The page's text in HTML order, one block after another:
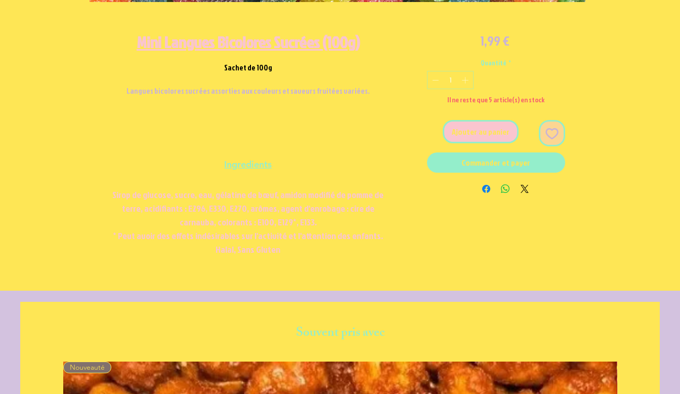
Mini Langues Bicolores Sucrées (100g)
Sachet de 100g
Langues bicolores sucrées assorties aux couleurs et saveurs fruitées variées.
Ingredients
Sirop de glucose, sucre, eau, gélatine de bœuf, amidon modifié de pomme de
terre, acidifiants : E296, E330, E270, arômes, agent d'enrobage : cire de
carnauba, colorants : E100, E129*, E133.
* Peut avoir des effets indésirables sur l'activité et l'attention des enfants.
Halal, Sans Gluten
1,99 €Prix
Quantité *
Il ne reste que 5 article(s) en stock
Ajouter au panier
Commander et payer
Souvent pris avec
Nouveauté